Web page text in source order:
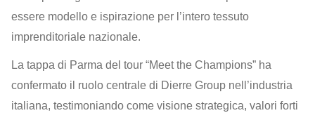
essere modello e ispirazione per l’intero tessuto
imprenditoriale nazionale.
La tappa di Parma del tour “Meet the Champions” ha
confermato il ruolo centrale di Dierre Group nell’industria
italiana, testimoniando come visione strategica, valori forti